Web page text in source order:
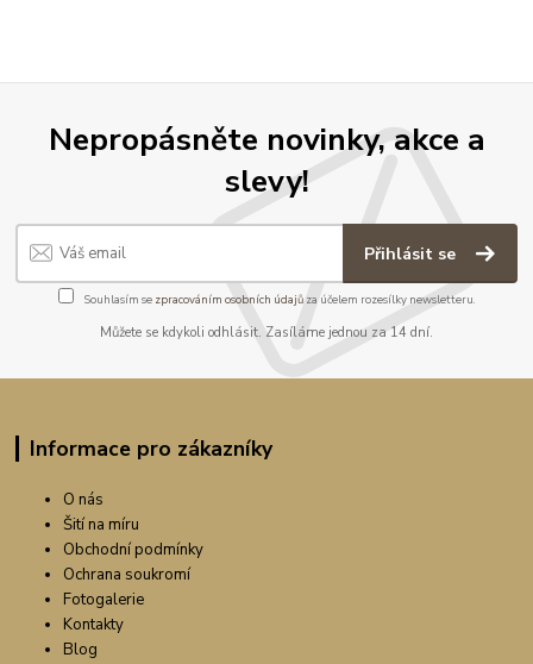
Nepropásněte novinky, akce a
slevy!
Přihlásit se
Souhlasím se zpracováním osobních údajůza účelem rozesílky newsletteru.
Můžete se kdykoli odhlásit. Zasíláme jednou za 14 dní.
Informace pro zákazníky
O nás
Šití na míru
Obchodní podmínky
Ochrana soukromí
Fotogalerie
Kontakty
Blog